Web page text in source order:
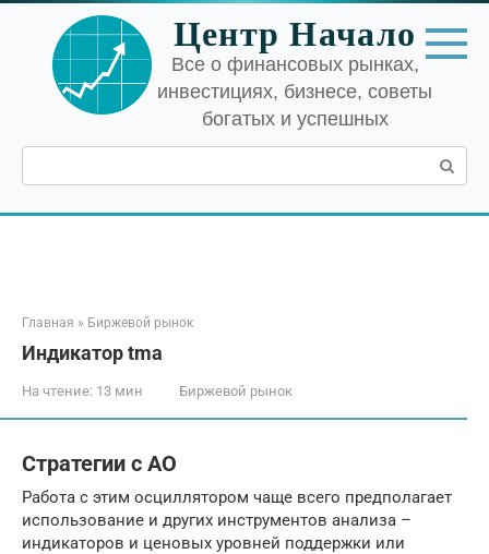
Перейти
контенту
Центр Начало
Все о финансовых рынках,
инвестициях, бизнесе, советы
богатых и успешных
Поиск:
Главная » Биржевой рынок
Индикатор tma
На чтение: 13 мин Биржевой рынок
Стратегии с АО
Работа с этим осциллятором чаще всего предполагает
использование и других инструментов анализа –
индикаторов и ценовых уровней поддержки или